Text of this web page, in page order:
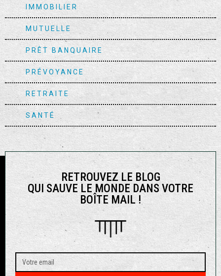
IMMOBILIER
MUTUELLE
PRÊT BANQUAIRE
PRÉVOYANCE
RETRAITE
SANTÉ
RETROUVEZ LE BLOG
QUI SAUVE LE MONDE DANS VOTRE
BOÎTE MAIL !